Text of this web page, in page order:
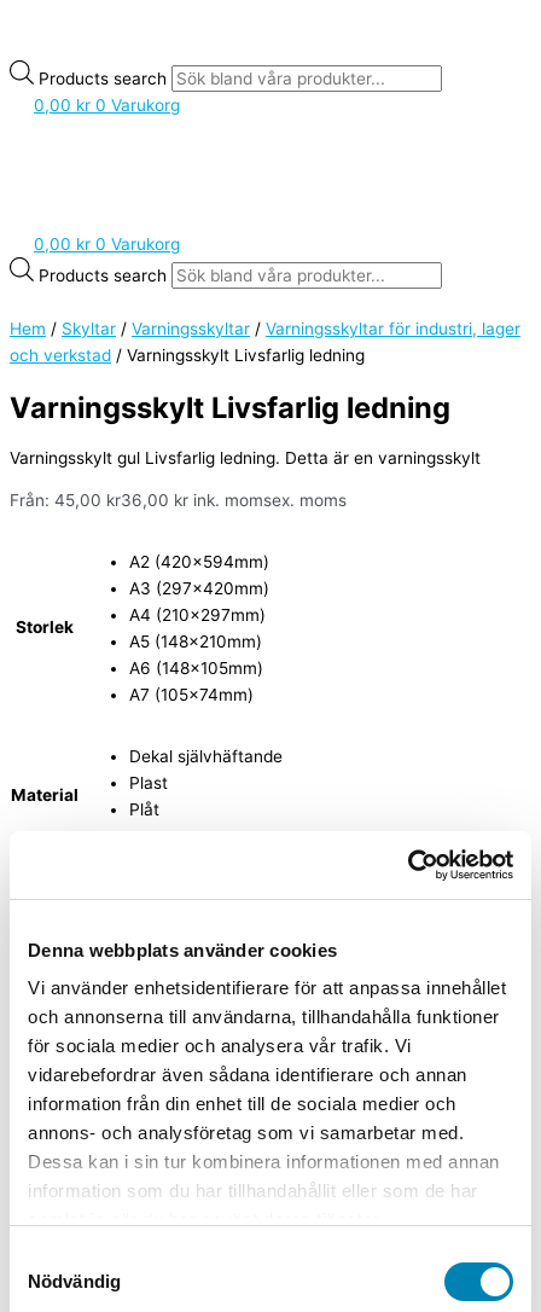
Denna webbplats använder cookies
Vi använder enhetsidentifierare för att anpassa innehållet
och annonserna till användarna, tillhandahålla funktioner
för sociala medier och analysera vår trafik. Vi
vidarebefordrar även sådana identifierare och annan
information från din enhet till de sociala medier och
annons- och analysföretag som vi samarbetar med.
Dessa kan i sin tur kombinera informationen med annan
information som du har tillhandahållit eller som de har
Nödvändig
Products search
0,00 kr 0 Varukorg
0,00 kr 0 Varukorg
Products search
Hem / Skyltar / Varningsskyltar / Varningsskyltar för industri, lager
och verkstad / Varningsskylt Livsfarlig ledning
Varningsskylt Livsfarlig ledning
Varningsskylt gul Livsfarlig ledning. Detta är en varningsskylt
Från: 45,00 kr36,00 kr ink. momsex. moms
Storlek
A2 (420x594mm)
A3 (297x420mm)
A4 (210x297mm)
A5 (148x210mm)
A6 (148x105mm)
A7 (105x74mm)
Material
Dekal självhäftande
Plast
Plåt
Varningsskyltar ,Varningsskyltar för industri, lager och verkstad
Storlek
A2 (420x594mm), A3 (297x420mm), A4 (210x297mm),
A5 (148x210mm), A6 (148x105mm), A7 (105x74mm)
Material Dekal självhäftande, Plast, Plåt
Relaterade produkter